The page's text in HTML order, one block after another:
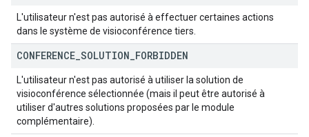
L'utilisateur n'est pas autorisé à effectuer certaines actions
dans le système de visioconférence tiers.
CONFERENCE SOLUTION FORBIDDEN
L'utilisateur n'est pas autorisé à utiliser la solution de
visioconférence sélectionnée (mais il peut être autorisé à
utiliser d'autres solutions proposées par le module
complémentaire).